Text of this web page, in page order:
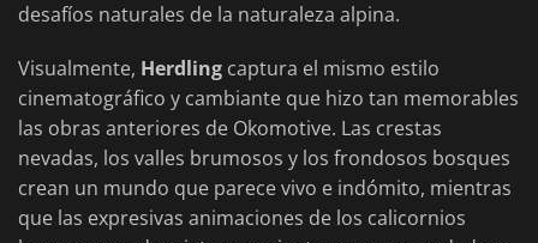
desafíos naturales de la naturaleza alpina.
Visualmente, Herdling captura el mismo estilo
cinematográfico y cambiante que hizo tan memorables
las obras anteriores de Okomotive. Las crestas
nevadas, los valles brumosos y los frondosos bosques
crean un mundo que parece vivo e indómito, mientras
que las expresivas animaciones de los calicornios